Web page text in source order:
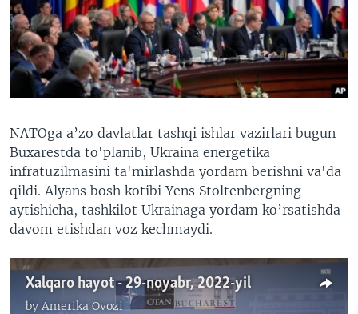
VIDEO
XABARLAR SURATLARDA
ODNOKLASSNIKI
TELEGRAM
TWITTER
SOUNDCLOUD
VOA
NATOga a’zo davlatlar tashqi ishlar vazirlari bugun
Buxarestda to'planib, Ukraina energetika
infratuzilmasini ta'mirlashda yordam berishni va'da
qildi. Alyans bosh kotibi Yens Stoltenbergning
aytishicha, tashkilot Ukrainaga yordam ko’rsatishda
davom etishdan voz kechmaydi.
Xalqaro hayot - 29-noyabr, 2022-yil
by Amerika Ovozi